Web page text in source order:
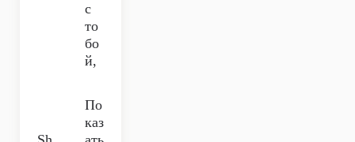
с
то
бо
й,
По
каз